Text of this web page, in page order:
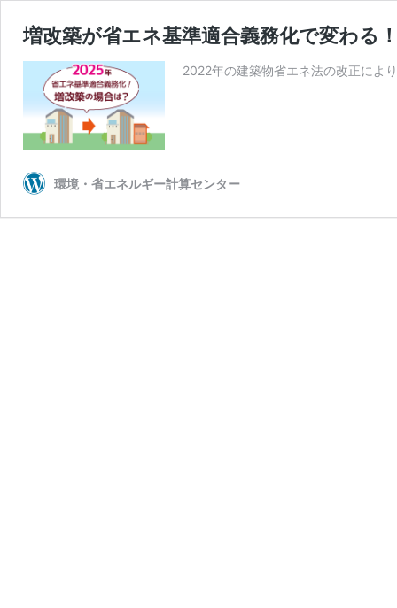
増改築が省エネ基準適合義務化で変わる
2022年の建築物省エネ法の改正によ
環境・省エネルギー計算センター